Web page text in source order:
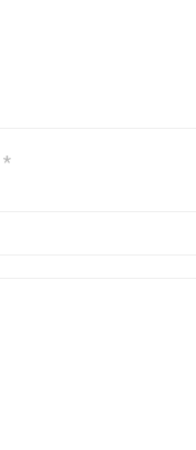
*